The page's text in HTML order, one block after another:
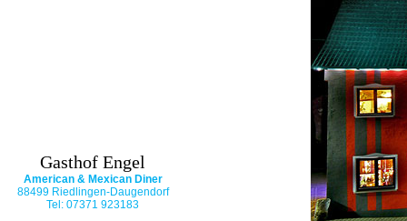
Gasthof Engel
American & Mexican Diner
88499 Riedlingen-Daugendorf
Tel: 07371 923183